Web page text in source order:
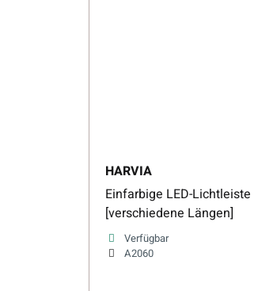
HARVIA
Einfarbige LED-Lichtleiste
[verschiedene Längen]
Verfügbar
A2060